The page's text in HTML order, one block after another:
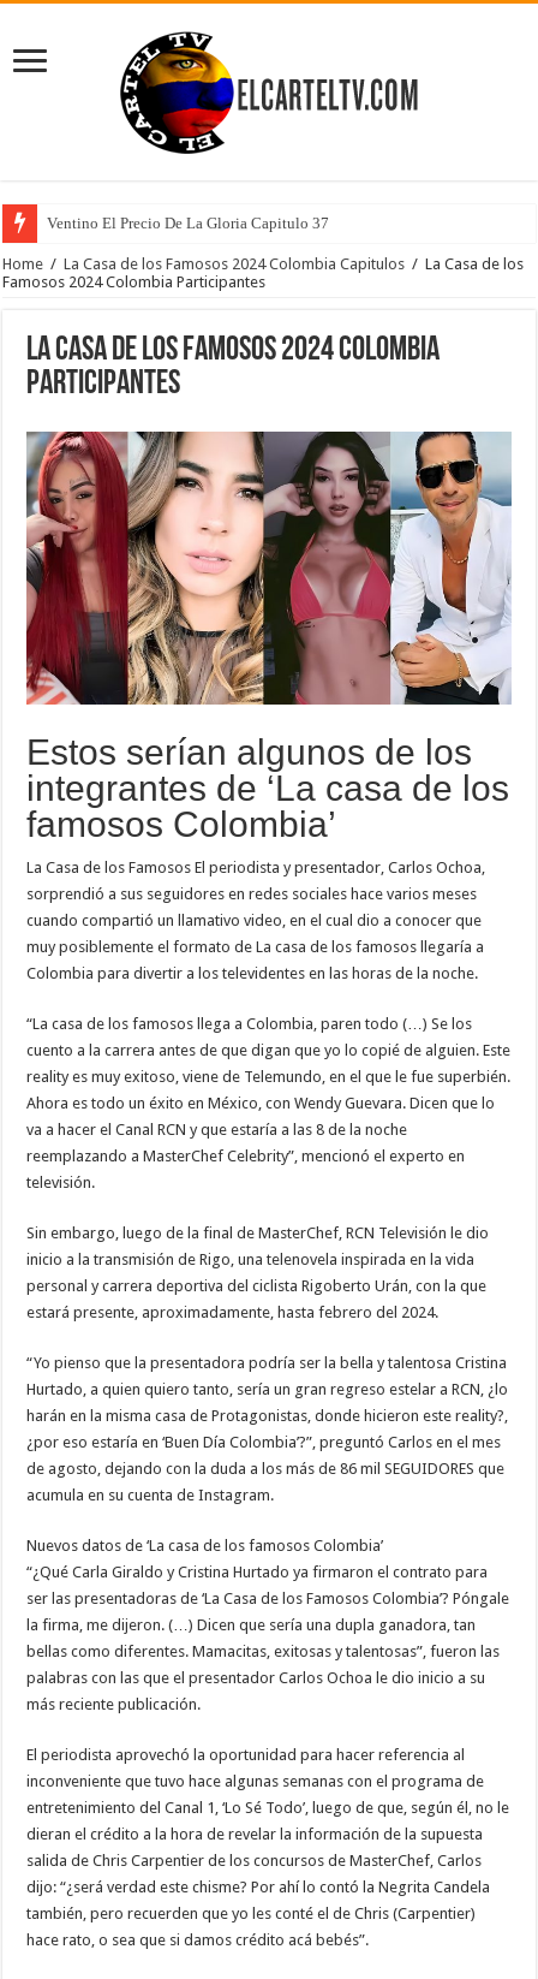
Ventino El Precio De La Gloria Capitulo 37
Home / La Casa de los Famosos 2024 Colombia Capitulos / La Casa de los
Famosos 2024 Colombia Participantes
La Casa de los Famosos 2024 Colombia
Participantes
Estos serían algunos de los
integrantes de ‘La casa de los
famosos Colombia’
La Casa de los Famosos El periodista y presentador, Carlos Ochoa,
sorprendió a sus seguidores en redes sociales hace varios meses
cuando compartió un llamativo video, en el cual dio a conocer que
muy posiblemente el formato de La casa de los famosos llegaría a
Colombia para divertir a los televidentes en las horas de la noche.
“La casa de los famosos llega a Colombia, paren todo (…) Se los
cuento a la carrera antes de que digan que yo lo copié de alguien. Este
reality es muy exitoso, viene de Telemundo, en el que le fue superbién.
Ahora es todo un éxito en México, con Wendy Guevara. Dicen que lo
va a hacer el Canal RCN y que estaría a las 8 de la noche
reemplazando a MasterChef Celebrity”, mencionó el experto en
televisión.
Sin embargo, luego de la final de MasterChef, RCN Televisión le dio
inicio a la transmisión de Rigo, una telenovela inspirada en la vida
personal y carrera deportiva del ciclista Rigoberto Urán, con la que
estará presente, aproximadamente, hasta febrero del 2024.
“Yo pienso que la presentadora podría ser la bella y talentosa Cristina
Hurtado, a quien quiero tanto, sería un gran regreso estelar a RCN, ¿lo
harán en la misma casa de Protagonistas, donde hicieron este reality?,
¿por eso estaría en ‘Buen Día Colombia’?”, preguntó Carlos en el mes
de agosto, dejando con la duda a los más de 86 mil SEGUIDORES que
acumula en su cuenta de Instagram.
Nuevos datos de ‘La casa de los famosos Colombia’
“¿Qué Carla Giraldo y Cristina Hurtado ya firmaron el contrato para
ser las presentadoras de ‘La Casa de los Famosos Colombia’? Póngale
la firma, me dijeron. (…) Dicen que sería una dupla ganadora, tan
bellas como diferentes. Mamacitas, exitosas y talentosas”, fueron las
palabras con las que el presentador Carlos Ochoa le dio inicio a su
más reciente publicación.
El periodista aprovechó la oportunidad para hacer referencia al
inconveniente que tuvo hace algunas semanas con el programa de
entretenimiento del Canal 1, ‘Lo Sé Todo’, luego de que, según él, no le
dieran el crédito a la hora de revelar la información de la supuesta
salida de Chris Carpentier de los concursos de MasterChef, Carlos
dijo: “¿será verdad este chisme? Por ahí lo contó la Negrita Candela
también, pero recuerden que yo les conté el de Chris (Carpentier)
hace rato, o sea que si damos crédito acá bebés”.